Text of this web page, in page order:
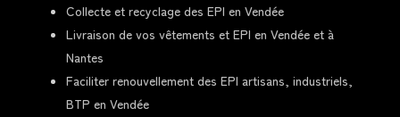
Collecte et recyclage des EPI en Vendée
Livraison de vos vêtements et EPI en Vendée et à
Nantes
Faciliter renouvellement des EPI artisans, industriels,
BTP en Vendée